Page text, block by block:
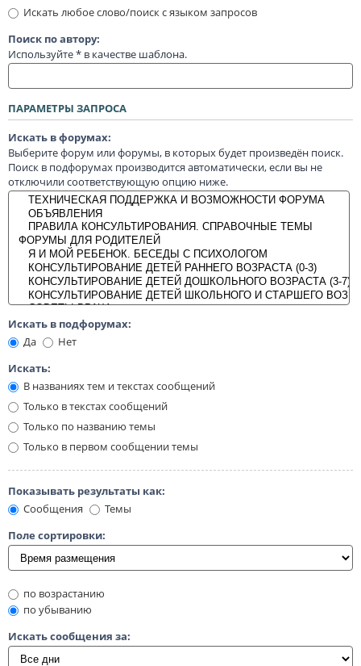
Искать любое слово/поиск с языком запросов
Поиск по автору:
Используйте * в качестве шаблона.
ПАРАМЕТРЫ ЗАПРОСА
Искать в форумах:
Выберите форум или форумы, в которых будет произведён поиск.
Поиск в подфорумах производится автоматически, если вы не
отключили соответствующую опцию ниже.
Искать в подфорумах:
Да
Нет
Искать:
В названиях тем и текстах сообщений
Только в текстах сообщений
Только по названию темы
Только в первом сообщении темы
Показывать результаты как:
Сообщения
Темы
Поле сортировки:
по возрастанию
по убыванию
Искать сообщения за: